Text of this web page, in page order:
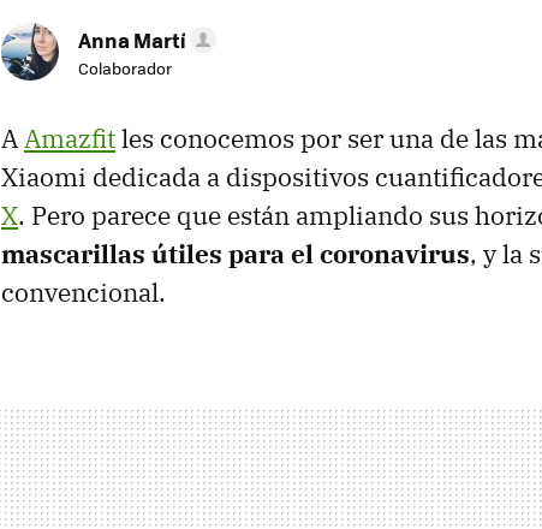
Anna Martí
Colaborador
AAmazfitles conocemos por ser una de las
Xiaomi dedicada a dispositivos
X. Pero parece que están ampliando sus
mascarillas útiles para el coronavirus, y la
convencional.